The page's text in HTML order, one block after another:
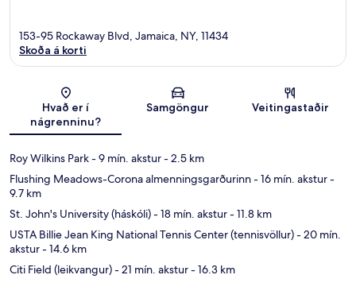
Kort
153-95 Rockaway Blvd, Jamaica, NY, 11434
Skoða á korti
Hvað er í
nágrenninu?
Samgöngur Veitingastaðir
Roy Wilkins Park- 9 mín. akstur- 2.5 km
Flushing Meadows-Corona almenningsgarðurinn- 16 mín. akstur-
9.7 km
St. John's University (háskóli)- 18 mín. akstur- 11.8 km
USTA Billie Jean King National Tennis Center (tennisvöllur)- 20 mín.
akstur- 14.6 km
Citi Field (leikvangur)- 21 mín. akstur- 16.3 km